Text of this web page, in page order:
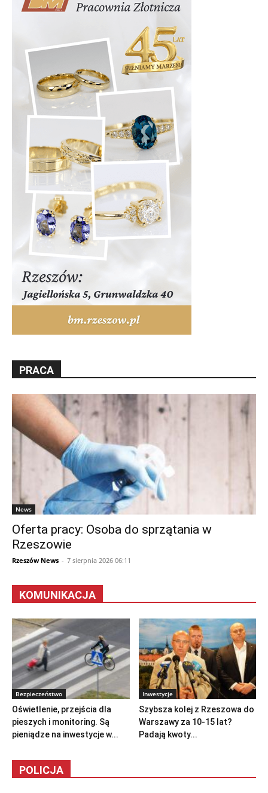
PRACA
News
Oferta pracy: Osoba do sprzątania w
Rzeszowie
Rzeszów News - 7 sierpnia 2026 06:11
KOMUNIKACJA
Bezpieczeństwo
Oświetlenie, przejścia dla
pieszych i monitoring. Są
pieniądze na inwestycje w...
Inwestycje
Szybsza kolej z Rzeszowa do
Warszawy za 10-15 lat?
Padają kwoty...
POLICJA